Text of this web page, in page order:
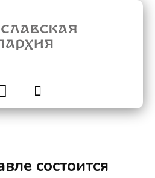
состоится